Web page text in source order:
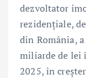
dezvoltator
rezidențiale,
din România,
miliarde de lei
2025, în